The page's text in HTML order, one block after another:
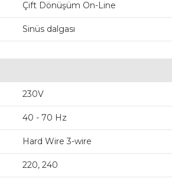
Çift Dönüşüm On-Line
Sinüs dalgası
230V
40 - 70 Hz
Hard Wire 3-wire
220, 240